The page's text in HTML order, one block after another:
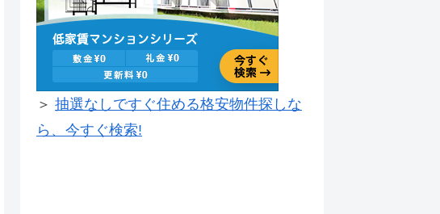
＞ 抽選なしですぐ住める格安物件探しな
ら、今すぐ検索!